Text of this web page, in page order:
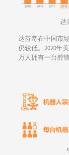
达
达芬奇在中国市
仍较低。2020年
万人拥有一台腔镜